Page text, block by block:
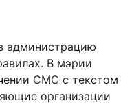
администрацию
В мэрии
СМС с текстом
организации